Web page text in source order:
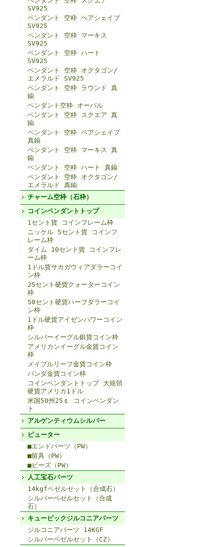
SV925
ペンダント 空枠 ペアシェイプ
SV925
ペンダント 空枠 マーキス
SV925
ペンダント 空枠 ハート
SV925
ペンダント 空枠 オクタゴン/
エメラルド SV925
ペンダント 空枠 ラウンド 真
鍮
ペンダント空枠 オーバル
ペンダント 空枠 スクエア 真
鍮
ペンダント 空枠 ペアシェイプ
真鍮
ペンダント 空枠 マーキス 真
鍮
ペンダント 空枠 ハート 真鍮
ペンダント 空枠 オクタゴン/
エメラルド 真鍮
チャーム空枠（石枠）
コインペンダントトップ
1セント貨 コインフレーム枠
ニッケル 5セント貨 コインフ
レーム枠
ダイム 10セント貨 コインフレ
ーム枠
1ドル貨サカガウィアダラーコイ
ン枠
25セント硬貨クォーターコイン
枠
50セント硬貨ハーフダラーコイ
ン枠
1ドル硬貨アイゼンハワーコイン
枠
シルバーイーグル銀貨コイン枠
アメリカンイーグル金貨コイン
枠
メイプルリーフ金貨コイン枠
パンダ金貨コイン枠
コインペンダントトップ 大統領
硬貨アメリカ1ドル
米国50州25￠ コインペンダン
ト
アルゲンティウムシルバー
ピューター
■エンドパーツ（PW）
■留具（PW）
■ビーズ（PW）
人工宝石パーツ
14kgfベゼルセット（合成石）
シルバーベゼルセット（合成
石）
キュービックジルコニアパーツ
ジルコニアパーツ 14KGF
シルバーベゼルセット（CZ）